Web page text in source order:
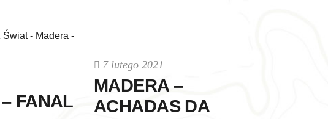
FANAL
7 lutego 2021
MADERA –
ACHADAS DA